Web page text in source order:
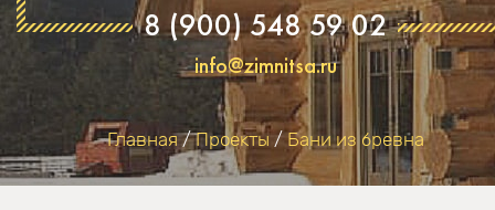
8 (900) 548 59 02
info@zimnitsa.ru
Главная / Проекты / Бани из бревна